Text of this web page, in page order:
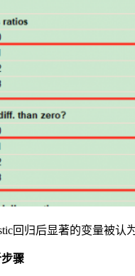
回归后显著的变量被认
步骤